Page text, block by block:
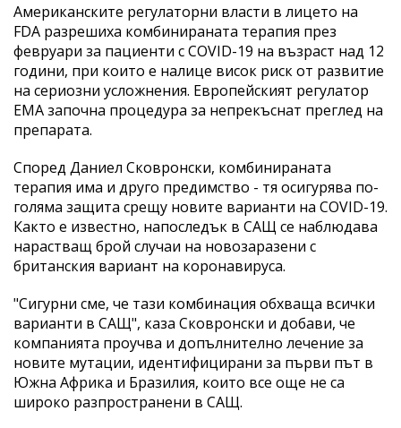
Американските регулаторни власти в лицето на
FDA разрешиха комбинираната терапия през
февруари за пациенти с COVID-19 на възраст над 12
години, при които е налице висок риск от развитие
на сериозни усложнения. Европейският регулатор
ЕMA започна процедура за непрекъснат преглед на
препарата.
Според Даниел Сковронски, комбинираната
терапия има и друго предимство - тя осигурява по-
голяма защита срещу новите варианти на COVID-19.
Както е известно, напоследък в САЩ се наблюдава
нарастващ брой случаи на новозаразени с
британския вариант на коронавируса.
"Сигурни сме, че тази комбинация обхваща всички
варианти в САЩ", каза Сковронски и добави, че
компанията проучва и допълнително лечение за
новите мутации, идентифицирани за първи път в
Южна Африка и Бразилия, които все още не са
широко разпространени в САЩ.